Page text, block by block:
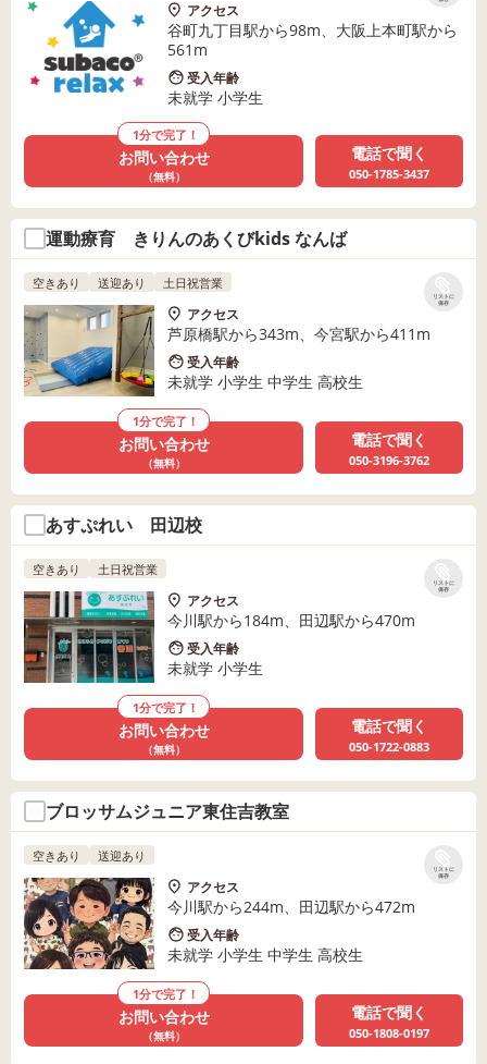
アクセス
谷町九丁目駅から98m、大阪上本町駅から
561m
受入年齢
未就学 小学生
1分で完了！
お問い合わせ
（無料）
電話で聞く
050-1785-3437
運動療育 きりんのあくびkids なんば
リストに
保存
空きあり 送迎あり 土日祝営業
アクセス
芦原橋駅から343m、今宮駅から411m
受入年齢
未就学 小学生 中学生 高校生
1分で完了！
お問い合わせ
（無料）
電話で聞く
050-3196-3762
あすぷれい 田辺校
リストに
保存
空きあり 土日祝営業
アクセス
今川駅から184m、田辺駅から470m
受入年齢
未就学 小学生
1分で完了！
お問い合わせ
（無料）
電話で聞く
050-1722-0883
ブロッサムジュニア東住吉教室
リストに
保存
空きあり 送迎あり
アクセス
今川駅から244m、田辺駅から472m
受入年齢
未就学 小学生 中学生 高校生
1分で完了！
お問い合わせ
（無料）
電話で聞く
050-1808-0197